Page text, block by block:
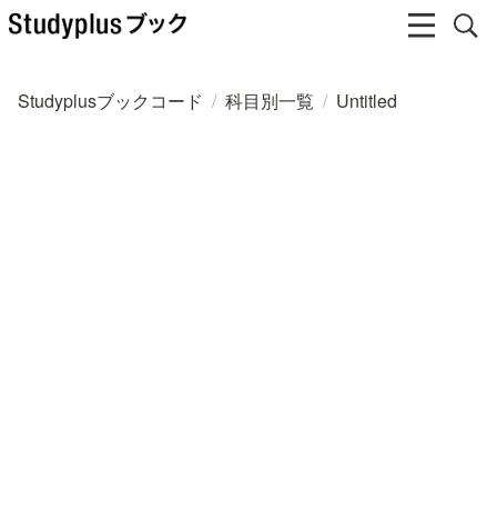
Studyplusブックコード / 科目別一覧 / Untitled